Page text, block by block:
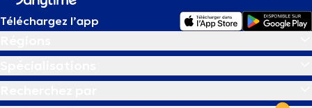
Téléchargez l’app